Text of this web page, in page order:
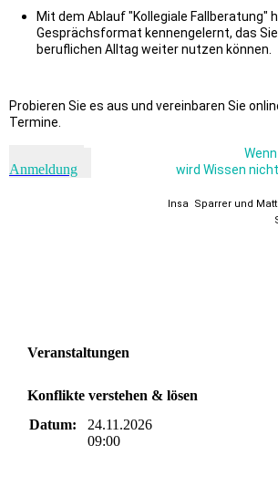
Mit dem Ablauf "Kollegiale Fallberatung"
Gesprächsformat kennengelernt, das
beruflichen Alltag weiter nutzen können.
Probieren Sie es aus und vereinbaren Sie
Termine.
Anmeldung
wird Wissen
Insa Sparrer und
Veranstaltungen
Konflikte verstehen & lösen
Datum:
24.11.2026
09:00